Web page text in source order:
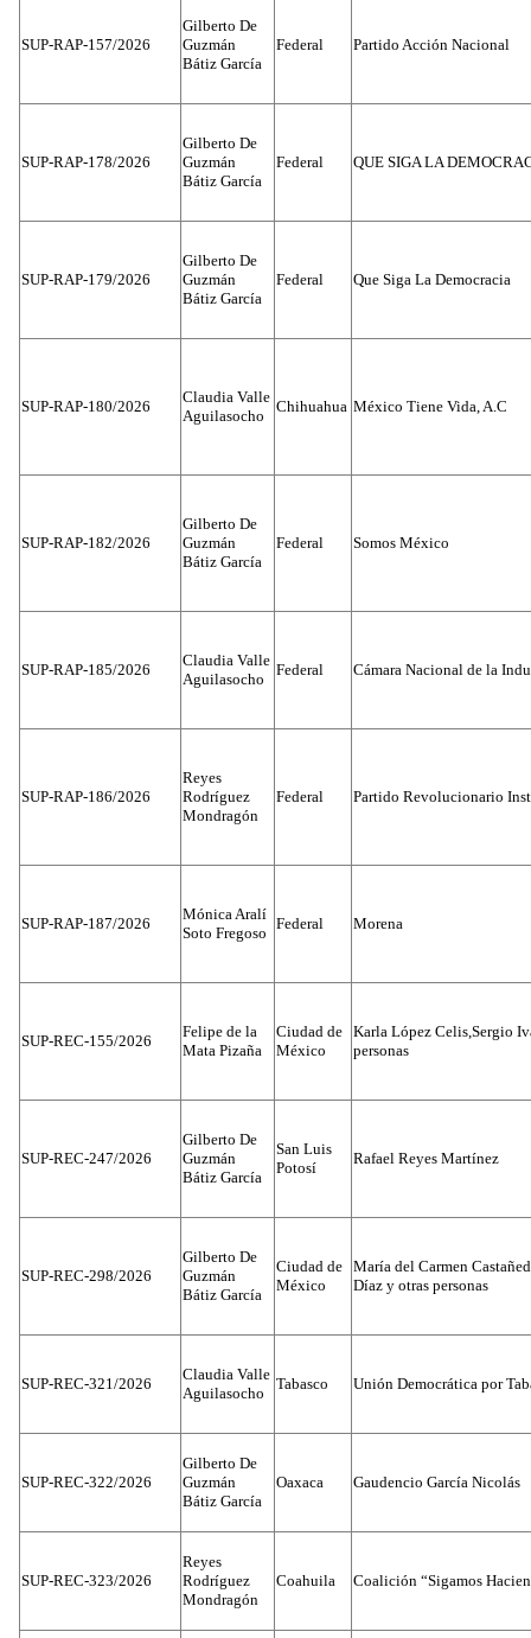
SUP-RAP-157/2026
Gilberto De
Guzmán
Bátiz García
Federal Partido Acción Nacional
SUP-RAP-178/2026
Gilberto De
Guzmán
Bátiz García
Federal QUE SIGA LA
SUP-RAP-179/2026
Gilberto De
Guzmán
Bátiz García
Federal Que Siga La Democracia
SUP-RAP-180/2026
Claudia Valle
Aguilasocho
Chihuahua México Tiene Vida, A.C
SUP-RAP-182/2026
Gilberto De
Guzmán
Bátiz García
Federal Somos México
SUP-RAP-185/2026
Claudia Valle
Aguilasocho
Federal Cámara Nacional de la
SUP-RAP-186/2026
Reyes
Rodríguez
Mondragón
Federal Partido Revolucionario
SUP-RAP-187/2026
Mónica Aralí
Soto Fregoso
Federal Morena
SUP-REC-155/2026
Felipe de la
Mata Pizaña
Ciudad de
México
Karla López Celis,Sergio
personas
SUP-REC-247/2026
Gilberto De
Guzmán
Bátiz García
San Luis
Potosí
Rafael Reyes Martínez
SUP-REC-298/2026
Gilberto De
Guzmán
Bátiz García
Ciudad de
México
María del Carmen
Díaz y otras personas
SUP-REC-321/2026
Claudia Valle
Aguilasocho
Tabasco Unión Democrática por
SUP-REC-322/2026
Gilberto De
Guzmán
Bátiz García
Oaxaca Gaudencio García Nicolás
SUP-REC-323/2026
Reyes
Rodríguez
Mondragón
Coahuila Coalición “Sigamos